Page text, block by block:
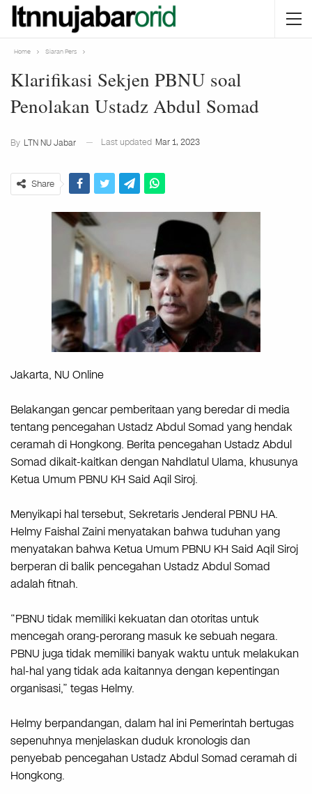
Home Siaran Pers
Klarifikasi Sekjen PBNU soal
Penolakan Ustadz Abdul Somad
By LTN NU Jabar Last updated Mar 1, 2023
Share
Jakarta, NU Online
Belakangan gencar pemberitaan yang beredar di media
tentang pencegahan Ustadz Abdul Somad yang hendak
ceramah di Hongkong. Berita pencegahan Ustadz Abdul
Somad dikait-kaitkan dengan Nahdlatul Ulama, khusunya
Ketua Umum PBNU KH Said Aqil Siroj.
Menyikapi hal tersebut, Sekretaris Jenderal PBNU HA.
Helmy Faishal Zaini menyatakan bahwa tuduhan yang
menyatakan bahwa Ketua Umum PBNU KH Said Aqil Siroj
berperan di balik pencegahan Ustadz Abdul Somad
adalah fitnah.
“PBNU tidak memiliki kekuatan dan otoritas untuk
mencegah orang-perorang masuk ke sebuah negara.
PBNU juga tidak memiliki banyak waktu untuk melakukan
hal-hal yang tidak ada kaitannya dengan kepentingan
organisasi,” tegas Helmy.
Helmy berpandangan, dalam hal ini Pemerintah bertugas
sepenuhnya menjelaskan duduk kronologis dan
penyebab pencegahan Ustadz Abdul Somad ceramah di
Hongkong.